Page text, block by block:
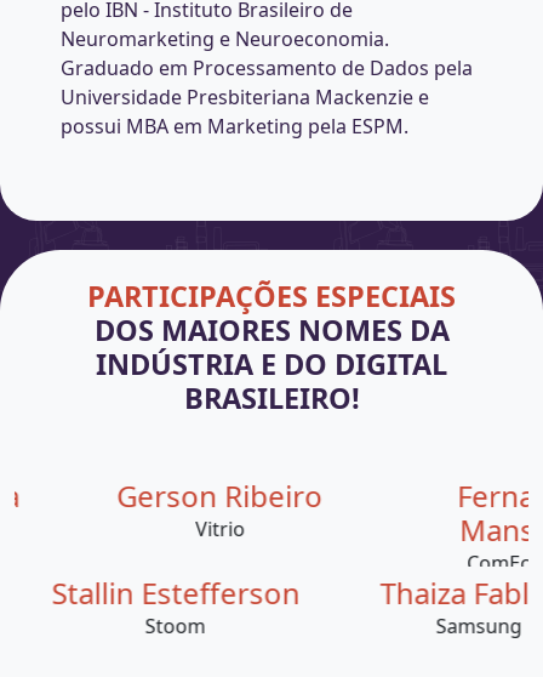
pelo IBN - Instituto Brasileiro de
Neuromarketing e Neuroeconomia.
Graduado em Processamento de Dados pela
Universidade Presbiteriana Mackenzie e
possui MBA em Marketing pela ESPM.
PARTICIPAÇÕES ESPECIAIS
DOS MAIORES NOMES DA
INDÚSTRIA E DO DIGITAL
BRASILEIRO!
Gerson Ribeiro
Estefferson Thaiza Fablicio
Samsung